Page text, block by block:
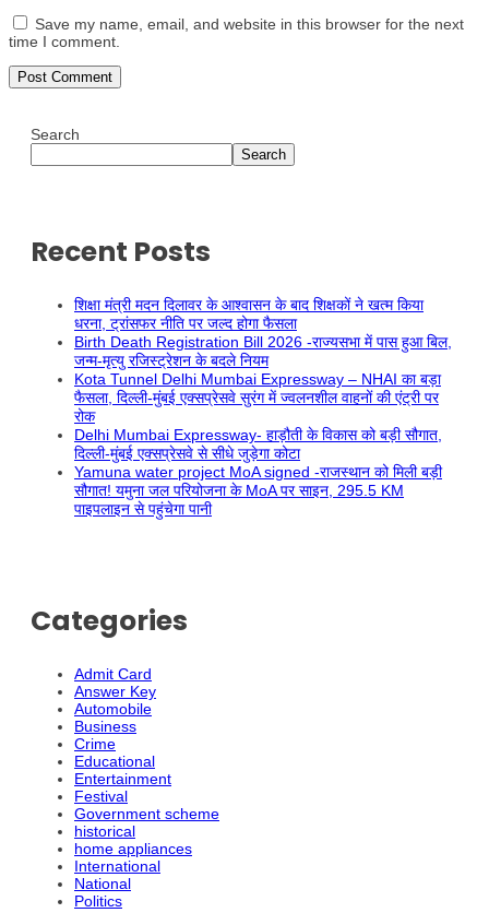
Save my name, email, and website in this browser for the next
time I comment.
Search
Search
Recent Posts
शिक्षा मंत्री मदन दिलावर के आश्वासन के बाद शिक्षकों ने खत्म किया
धरना, ट्रांसफर नीति पर जल्द होगा फैसला
Birth Death Registration Bill 2026 -राज्यसभा में पास हुआ बिल,
जन्म-मृत्यु रजिस्ट्रेशन के बदले नियम
Kota Tunnel Delhi Mumbai Expressway – NHAI का बड़ा
फैसला, दिल्ली-मुंबई एक्सप्रेसवे सुरंग में ज्वलनशील वाहनों की एंट्री पर
रोक
Delhi Mumbai Expressway- हाड़ौती के विकास को बड़ी सौगात,
दिल्ली-मुंबई एक्सप्रेसवे से सीधे जुड़ेगा कोटा
Yamuna water project MoA signed -राजस्थान को मिली बड़ी
सौगात! यमुना जल परियोजना के MoA पर साइन, 295.5 KM
पाइपलाइन से पहुंचेगा पानी
Categories
Admit Card
Answer Key
Automobile
Business
Crime
Educational
Entertainment
Festival
Government scheme
historical
home appliances
International
National
Politics